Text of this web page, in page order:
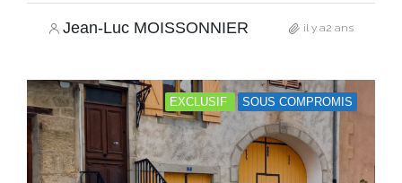
Jean-Luc MOISSONNIER il y a2 ans
EXCLUSIF SOUS COMPROMIS